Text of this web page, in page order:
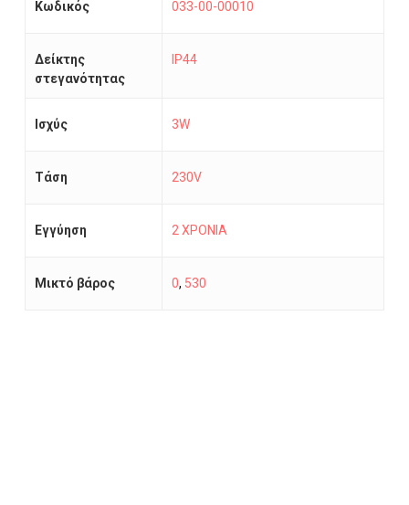
Κωδικός 033-00-00010
Δείκτης
στεγανότητας
IP44
Ισχύς 3W
Τάση 230V
Εγγύηση 2 ΧΡΟΝΙΑ
Μικτό βάρος 0, 530